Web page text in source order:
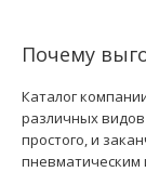
Почему
Каталог
различных видов
простого, и
пневматическим